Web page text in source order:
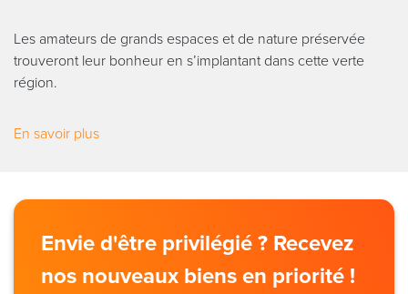
Les amateurs de grands espaces et de nature préservée
trouveront leur bonheur en s’implantant dans cette verte
région.
En savoir plus
Envie d'être privilégié ? Recevez
nos nouveaux biens en priorité !